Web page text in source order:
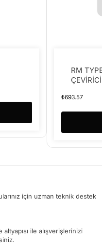
RM
ÇEVİRİCİ
₺693.57
için uzman teknik destek
ile alışverişlerinizi